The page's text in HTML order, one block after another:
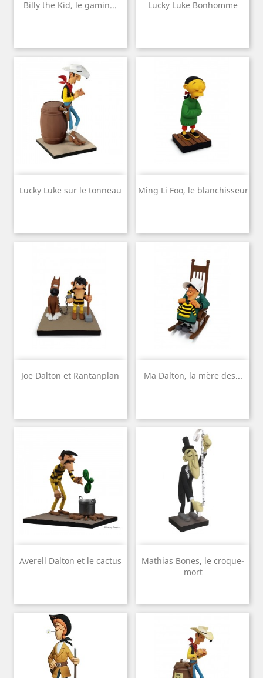
Billy the Kid, le gamin... Lucky Luke Bonhomme
Lucky Luke sur le tonneau Ming Li Foo, le blanchisseur
Joe Dalton et Rantanplan Ma Dalton, la mère des...
Averell Dalton et le cactus
Mathias Bones, le croque-
mort